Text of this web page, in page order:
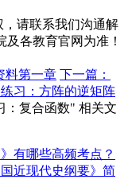
请联系我们沟通解
各教育官网为准！
料第一章 下一篇：
习：方阵的逆矩阵
：复合函数" 相关文
有哪些高频考点？
近现代史纲要》简